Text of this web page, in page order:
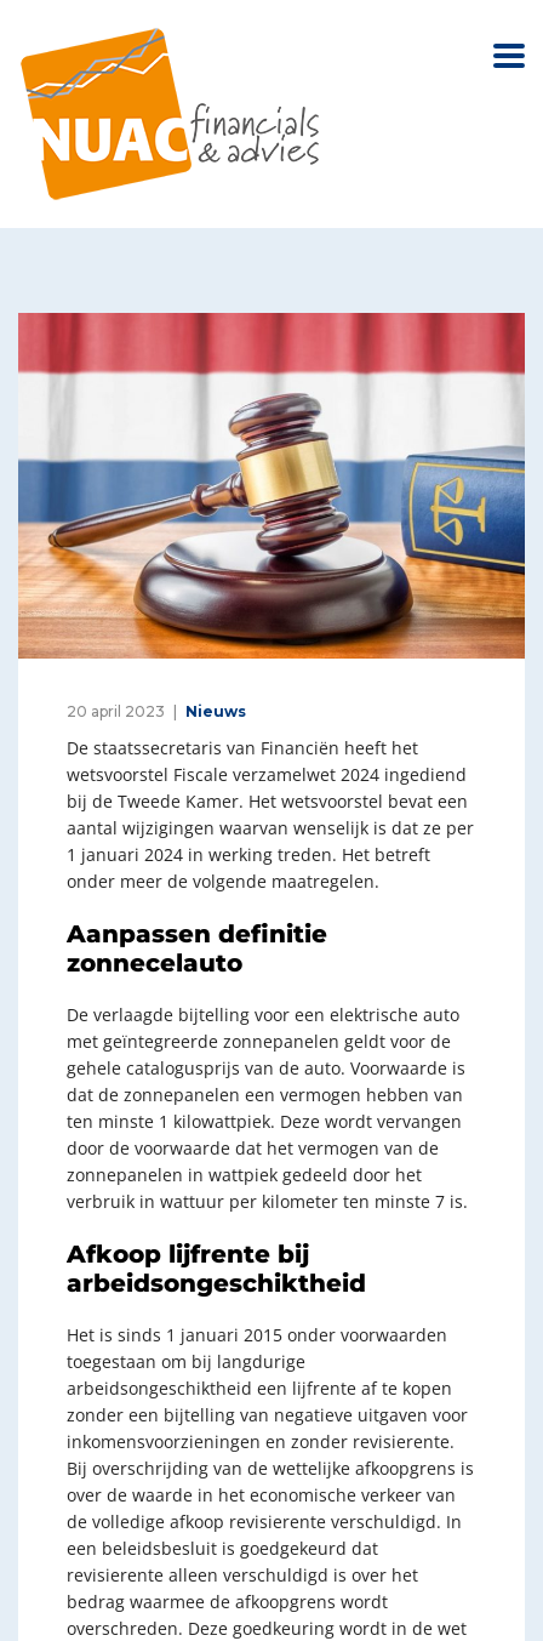
20 april 2023 Nieuws
De staatssecretaris van Financiën heeft het
wetsvoorstel Fiscale verzamelwet 2024 ingediend
bij de Tweede Kamer. Het wetsvoorstel bevat een
aantal wijzigingen waarvan wenselijk is dat ze per
1 januari 2024 in werking treden. Het betreft
onder meer de volgende maatregelen.
Aanpassen definitie
zonnecelauto
De verlaagde bijtelling voor een elektrische auto
met geïntegreerde zonnepanelen geldt voor de
gehele catalogusprijs van de auto. Voorwaarde is
dat de zonnepanelen een vermogen hebben van
ten minste 1 kilowattpiek. Deze wordt vervangen
door de voorwaarde dat het vermogen van de
zonnepanelen in wattpiek gedeeld door het
verbruik in wattuur per kilometer ten minste 7 is.
Afkoop lijfrente bij
arbeidsongeschiktheid
Het is sinds 1 januari 2015 onder voorwaarden
toegestaan om bij langdurige
arbeidsongeschiktheid een lijfrente af te kopen
zonder een bijtelling van negatieve uitgaven voor
inkomensvoorzieningen en zonder revisierente.
Bij overschrijding van de wettelijke afkoopgrens is
over de waarde in het economische verkeer van
de volledige afkoop revisierente verschuldigd. In
een beleidsbesluit is goedgekeurd dat
revisierente alleen verschuldigd is over het
bedrag waarmee de afkoopgrens wordt
overschreden. Deze goedkeuring wordt in de wet